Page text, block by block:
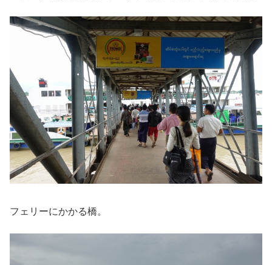
フェリーにかかる橋。